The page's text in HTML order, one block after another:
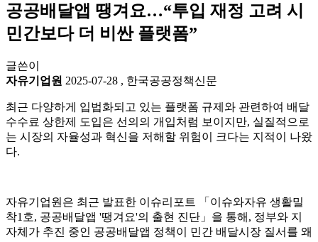
공공배달앱 땡겨요…“투입 재정 고려 시
민간보다 더 비싼 플랫폼”
글쓴이
자유기업원 2025-07-28 , 한국공공정책신문
최근 다양하게 입법화되고 있는 플랫폼 규제와 관련하여 배달
수수료 상한제 도입은 선의의 개입처럼 보이지만, 실질적으로
는 시장의 자율성과 혁신을 저해할 위험이 크다는 지적이 나왔
다.
자유기업원은 최근 발표한 이슈리포트 「이슈와자유 생활밀
착1호, 공공배달앱 '땡겨요'의 출현 진단」을 통해, 정부와 지
자체가 추진 중인 공공배달앱 정책이 민간 배달시장 질서를 왜